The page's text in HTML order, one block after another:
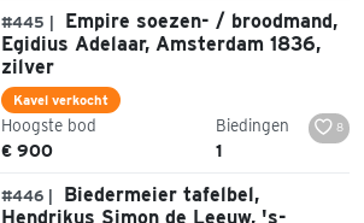
#445 |
Empire soezen- / broodmand,
Egidius Adelaar, Amsterdam 1836,
zilver
Kavel verkocht
Hoogste bod
€ 900
Biedingen
1
8
#446 |
Biedermeier tafelbel,
Hendrikus Simon de Leeuw, 's-